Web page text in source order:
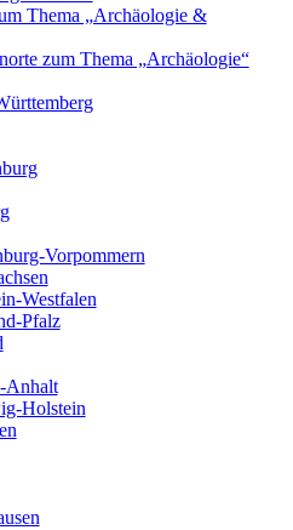
Thema „Archäologie &
zum Thema „Archäologie“
Vorpommern
Westfalen
Pfalz
Anhalt
Holstein